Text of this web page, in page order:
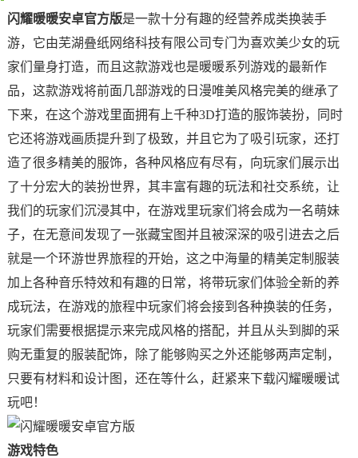
闪耀暖暖安卓官方版是一款十分有趣的经营养成类换装手
游，它由芜湖叠纸网络科技有限公司专门为喜欢美少女的玩
家们量身打造，而且这款游戏也是暖暖系列游戏的最新作
品，这款游戏将前面几部游戏的日漫唯美风格完美的继承了
下来，在这个游戏里面拥有上千种3D打造的服饰装扮，同时
它还将游戏画质提升到了极致，并且它为了吸引玩家，还打
造了很多精美的服饰，各种风格应有尽有，向玩家们展示出
了十分宏大的装扮世界，其丰富有趣的玩法和社交系统，让
我们的玩家们沉浸其中，在游戏里玩家们将会成为一名萌妹
子，在无意间发现了一张藏宝图并且被深深的吸引进去之后
就是一个环游世界旅程的开始，这之中海量的精美定制服装
加上各种音乐特效和有趣的日常，将带玩家们体验全新的养
成玩法，在游戏的旅程中玩家们将会接到各种换装的任务，
玩家们需要根据提示来完成风格的搭配，并且从头到脚的采
购无重复的服装配饰，除了能够购买之外还能够两声定制，
只要有材料和设计图，还在等什么，赶紧来下载闪耀暖暖试
玩吧！
游戏特色